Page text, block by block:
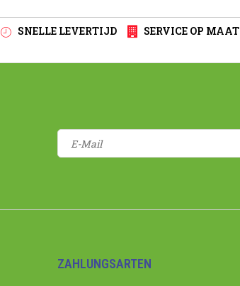
SNELLE LEVERTIJD SERVICE OP MAAT
ZAHLUNGSARTEN